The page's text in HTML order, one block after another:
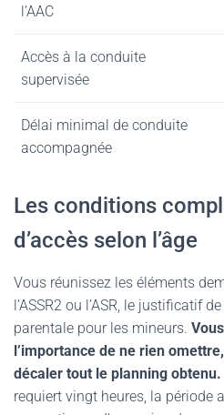
l’AAC
Accès à la conduite
supervisée
Délai minimal de conduite
accompagnée
Les conditions
d’accès selon l’âge
Vous réunissez les éléments
l’ASSR2 ou l’ASR, le justificatif
parentale pour les mineurs.
l’importance de ne rien
décaler tout le planning obtenu.
requiert vingt heures, la période